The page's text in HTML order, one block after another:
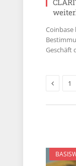
Coinbase
Geschäft
1